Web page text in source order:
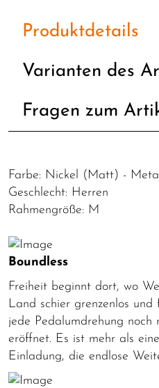
Produktdetails
Varianten des
Fragen zum
Farbe: Nickel (Matt) -
Geschlecht: Herren
Rahmengröße: M
Boundless
Freiheit beginnt dort, wo
Land schier grenzenlos
jede Pedalumdrehung noch
eröffnet. Es ist mehr als
Einladung, die endlose